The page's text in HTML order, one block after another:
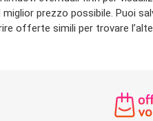
prezzo possibile. Puoi
offerte simili per trovare